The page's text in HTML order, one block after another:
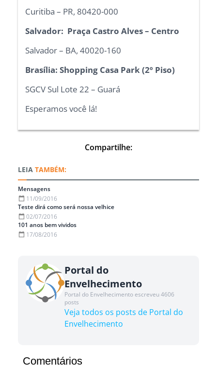
Curitiba – PR, 80420-000
Salvador: Praça Castro Alves – Centro
Salvador – BA, 40020-160
Brasília: Shopping Casa Park (2º Piso)
SGCV Sul Lote 22 – Guará
Esperamos você lá!
Compartilhe:
TAMBÉM:
Mensagens
11/09/2016
Teste dirá como será nossa velhice
02/07/2016
101 anos bem vividos
17/08/2016
Portal do
Envelhecimento
Portal do Envelhecimento escreveu 4606
posts
Veja todos os posts de Portal do
Envelhecimento
Comentários